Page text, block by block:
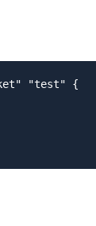
"test" {